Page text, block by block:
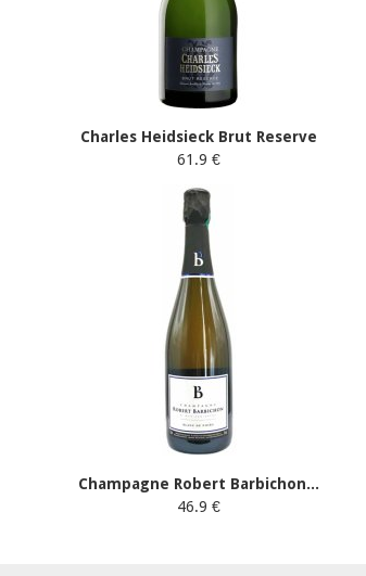
Charles Heidsieck Brut Reserve
61.9 €
Champagne Robert Barbichon...
46.9 €